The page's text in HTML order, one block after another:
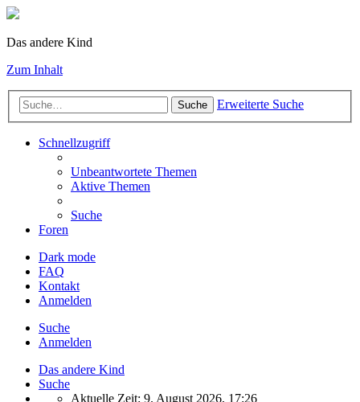
Das andere Kind
Zum Inhalt
Suche Erweiterte Suche
Schnellzugriff
Unbeantwortete Themen
Aktive Themen
Suche
Foren
Dark mode
FAQ
Kontakt
Anmelden
Suche
Anmelden
Das andere Kind
Suche
Aktuelle Zeit: 9. August 2026, 17:26